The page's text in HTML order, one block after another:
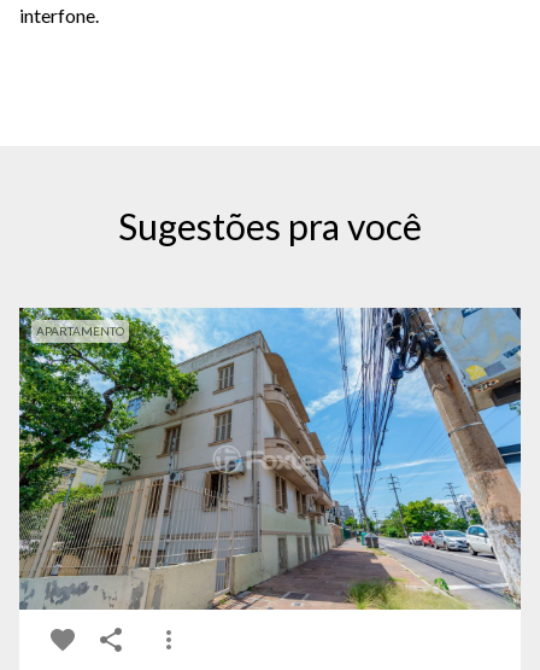
interfone.
Sugestões pra você
APARTAMENTO